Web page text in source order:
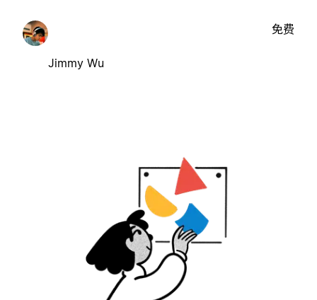
Jimmy Wu
免费